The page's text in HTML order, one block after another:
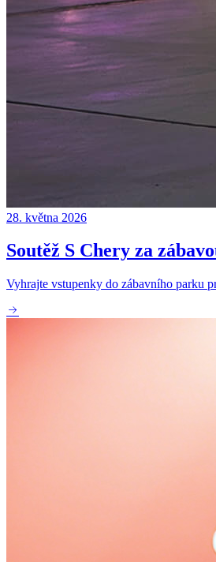
28. května 2026
Soutěž S Chery za
Vyhrajte vstupenky do zábavního parku